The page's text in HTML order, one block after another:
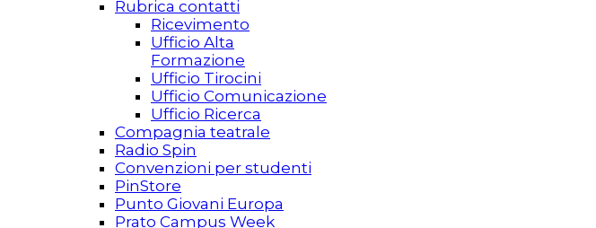
Rubrica contatti
Ricevimento
Ufficio Alta
Formazione
Ufficio Tirocini
Ufficio Comunicazione
Ufficio Ricerca
Compagnia teatrale
Radio Spin
Convenzioni per studenti
PinStore
Punto Giovani Europa
Prato Campus Week